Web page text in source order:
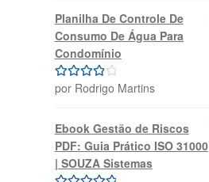
Planilha De Controle De
Consumo De Água Para
Condomínio
Avaliação
por Rodrigo Martins
Ebook Gestão de Riscos
PDF: Guia Prático ISO 31000
| SOUZA Sistemas